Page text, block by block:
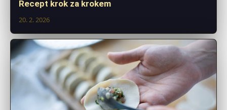
Recept krok za krokem
20. 2. 2026